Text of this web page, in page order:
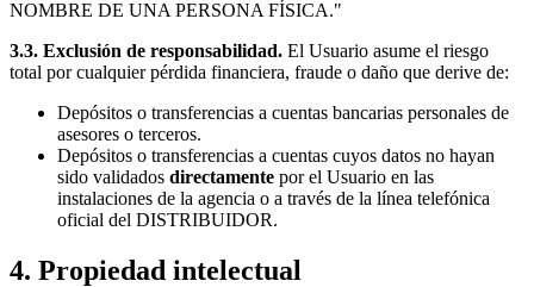
NOMBRE DE UNA PERSONA FÍSICA."
3.3. Exclusión de responsabilidad. El Usuario asume el riesgo
total por cualquier pérdida financiera, fraude o daño que derive de:
Depósitos o transferencias a cuentas bancarias personales de
asesores o terceros.
Depósitos o transferencias a cuentas cuyos datos no hayan
sido validados directamente por el Usuario en las
instalaciones de la agencia o a través de la línea telefónica
oficial del DISTRIBUIDOR.
4. Propiedad intelectual